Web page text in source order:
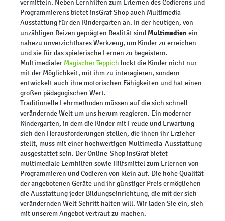
vermitteln. Neben Lernhilfen zum Erlernen des Codierens und
Programmierens bietet insGraf Shop auch Multimedia-
Ausstattung für den Kindergarten an. In der heutigen, von
unzähligen Reizen geprägten Realität sindMultimedien ein
nahezu unverzichtbares Werkzeug, um Kinder zu erreichen
und sie für das spielerische Lernen zu begeistern.
Multimedialer Magischer Teppich lockt die Kinder nicht nur
mit der Möglichkeit, mit ihm zu interagieren, sondern
entwickelt auch ihre motorischen Fähigkeiten und hat einen
großen pädagogischen Wert.
Traditionelle Lehrmethoden müssen auf die sich schnell
verändernde Welt um uns herum reagieren. Ein moderner
Kindergarten, in dem die Kinder mit Freude und Erwartung
sich den Herausforderungen stellen, die ihnen ihr Erzieher
stellt, muss mit einer hochwertigen Multimedia-Ausstattung
ausgestattet sein. Der Online-Shop insGraf bietet
multimediale Lernhilfen sowie Hilfsmittel zum Erlernen von
Programmieren und Codieren von klein auf. Die hohe Qualität
der angebotenen Geräte und ihr günstiger Preis ermöglichen
die Ausstattung jeder Bildungseinrichtung, die mit der sich
verändernden Welt Schritt halten will. Wir laden Sie ein, sich
mit unserem Angebot vertraut zu machen.